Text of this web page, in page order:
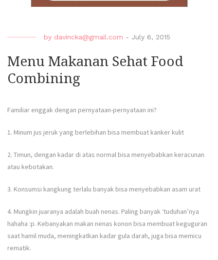
by davincka@gmail.com - July 6, 2015
Menu Makanan Sehat Food
Combining
Familiar enggak dengan pernyataan-pernyataan ini?
1. Minum jus jeruk yang berlebihan bisa membuat kanker kulit
2. Timun, dengan kadar di atas normal bisa menyebabkan keracunan
atau kebotakan.
3. Konsumsi kangkung terlalu banyak bisa menyebabkan asam urat
4. Mungkin juaranya adalah buah nenas. Paling banyak ‘tuduhan’nya
hahaha :p. Kebanyakan makan nenas konon bisa membuat keguguran
saat hamil muda, meningkatkan kadar gula darah, juga bisa memicu
rematik.